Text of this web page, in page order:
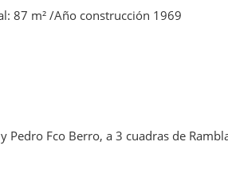
87 m² /Año construcción 1969
Pedro Fco Berro, a 3 cuadras de